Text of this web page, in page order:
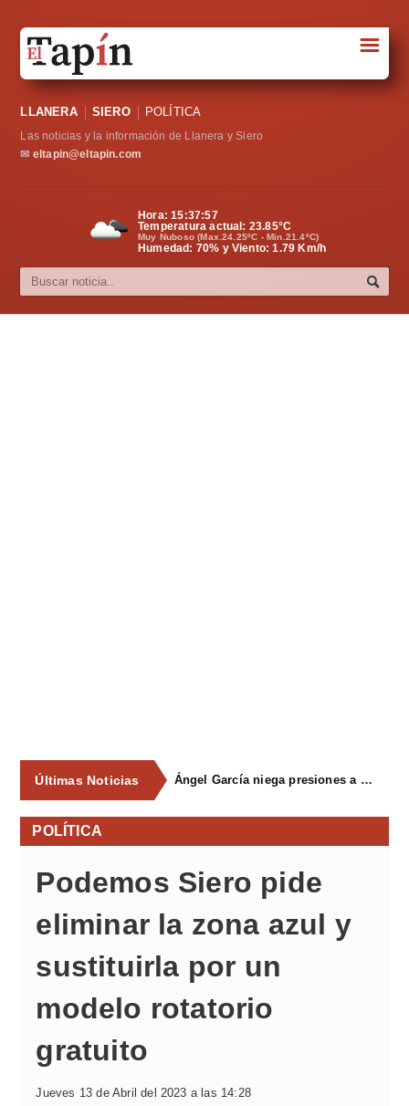
Sociedad
Política
Cultura
☰
LLANERA SIERO POLÍTICA
Las noticias y la información de Llanera y Siero
✉ eltapin@eltapin.com
Hora:15:37:57
Temperatura actual: 23.85°C
Muy Nuboso (Max.24.25ºC - Min.21.4ºC)
Humedad: 70% y Viento: 1.79 Km/h
Últimas Noticias Ángel García niega presiones a comercios y asegura que el Ayuntamiento cumple "de manera muy rigurosa" la Ley de Contratos
POLÍTICA
Podemos Siero pide
eliminar la zona azul y
sustituirla por un
modelo rotatorio
gratuito
Jueves 13 de Abril del 2023 a las 14:28